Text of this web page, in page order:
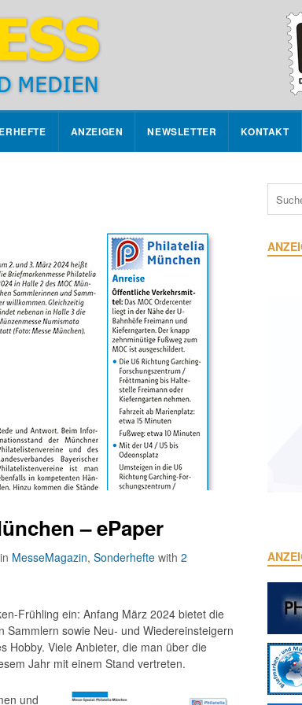
ANZEIGEN NEWSLETTER KONTAKT
– ePaper
in MesseMagazin, Sonderhefte with 2
Frühling ein: Anfang März 2024 bietet die
Sammlern sowie Neu- und Wiedereinsteigern
Hobby. Viele Anbieter, die man über die
Jahr mit einem Stand vertreten.
und